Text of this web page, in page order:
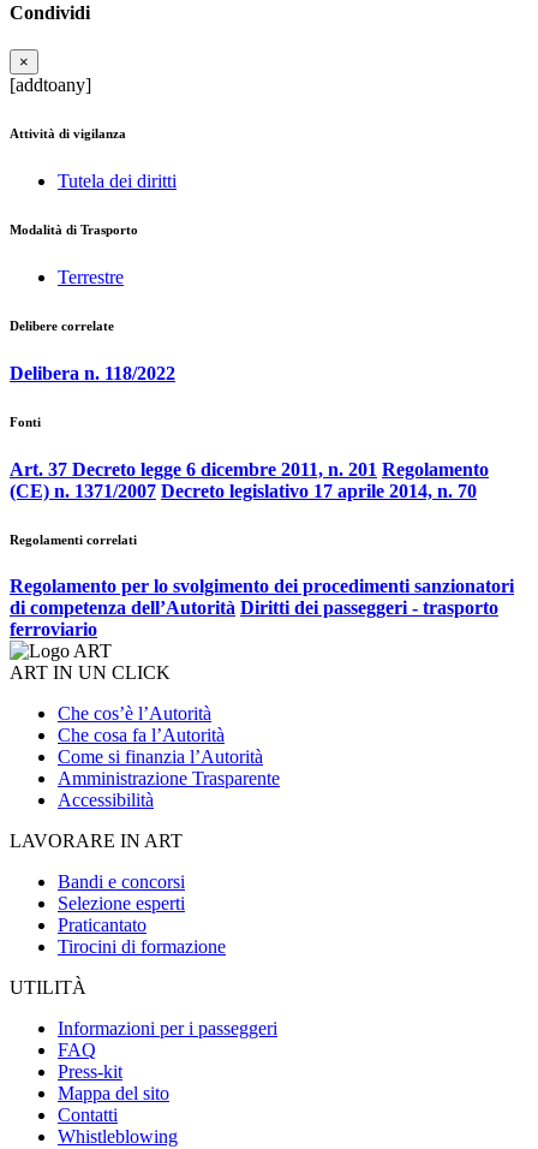
Condividi
×
[addtoany]
Attività di vigilanza
Tutela dei diritti
Modalità di Trasporto
Terrestre
Delibere correlate
Delibera n. 118/2022
Fonti
Art. 37 Decreto legge 6 dicembre 2011, n. 201 Regolamento
(CE) n. 1371/2007 Decreto legislativo 17 aprile 2014, n. 70
Regolamenti correlati
Regolamento per lo svolgimento dei procedimenti sanzionatori
di competenza dell’Autorità Diritti dei passeggeri - trasporto
ferroviario
ART IN UN CLICK
Che cos’è l’Autorità
Che cosa fa l’Autorità
Come si finanzia l’Autorità
Amministrazione Trasparente
Accessibilità
LAVORARE IN ART
Bandi e concorsi
Selezione esperti
Praticantato
Tirocini di formazione
UTILITÀ
Informazioni per i passeggeri
FAQ
Press-kit
Mappa del sito
Contatti
Whistleblowing